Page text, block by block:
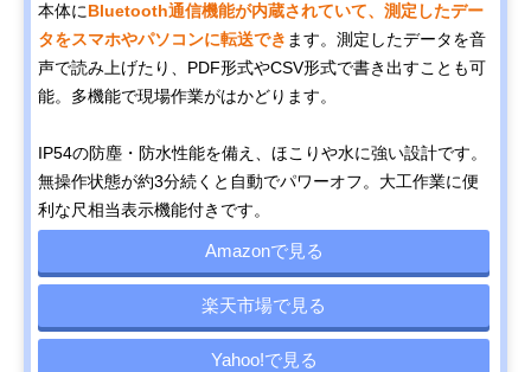
本体にBluetooth通信機能が内蔵されていて、測定したデー
タをスマホやパソコンに転送でき ます。測定したデータを音
声で読み上げたり、PDF形式やCSV形式で書き出すことも可
能。多機能で現場作業がはかどります。
IP54の防塵・防水性能を備え、ほこりや水に強い設計です。
無操作状態が約3分続くと自動でパワーオフ。大工作業に便
利な尺相当表示機能付きです。
Amazonで見る
楽天市場で見る
Yahoo!で見る